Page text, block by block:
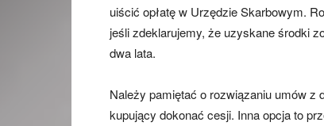
uiścić opłatę w Urzędzie Skarbowym.
jeśli zdeklarujemy, że uzyskane środki
dwa lata.
Należy pamiętać o rozwiązaniu umów z
kupujący dokonać cesji. Inna opcja to